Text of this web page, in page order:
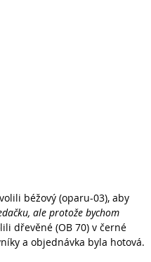
béžový (oparu-03), aby
ale protože bychom
dřevěné (OB 70) v černé
a objednávka byla hotová.